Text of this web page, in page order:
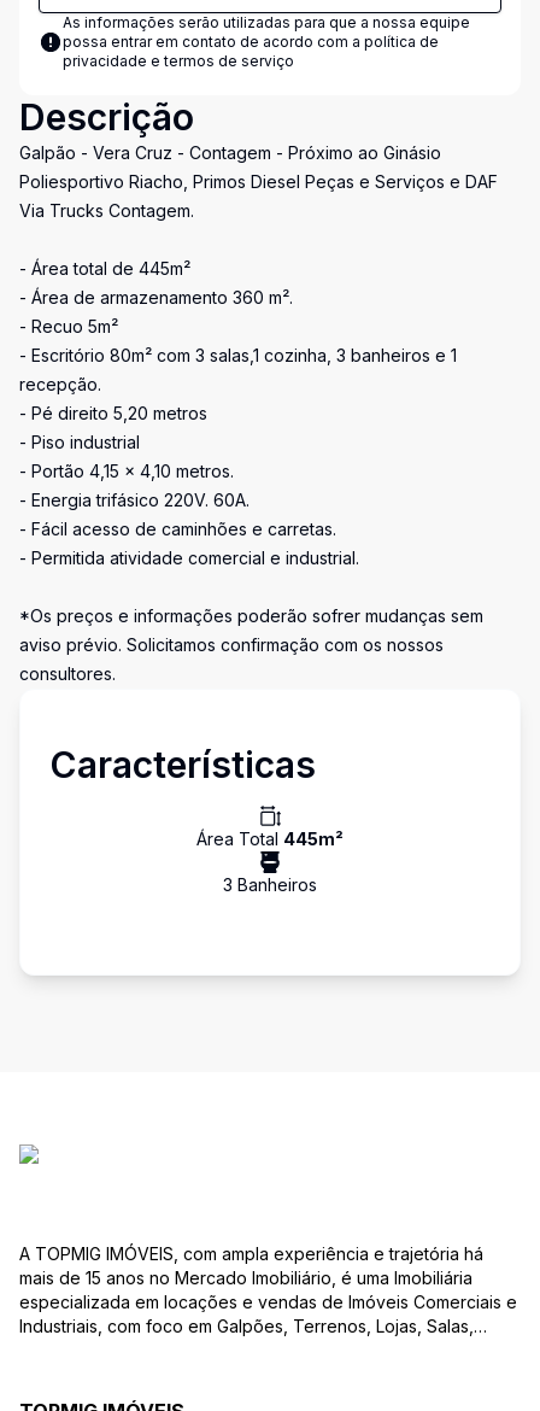
As informações serão utilizadas para que a nossa equipe
possa entrar em contato de acordo com a política de
privacidade e termos de serviço
Descrição
Galpão - Vera Cruz - Contagem - Próximo ao Ginásio
Poliesportivo Riacho, Primos Diesel Peças e Serviços e DAF
Via Trucks Contagem.
- Área total de 445m²
- Área de armazenamento 360 m².
- Recuo 5m²
- Escritório 80m² com 3 salas,1 cozinha, 3 banheiros e 1
recepção.
- Pé direito 5,20 metros
- Piso industrial
- Portão 4,15 x 4,10 metros.
- Energia trifásico 220V. 60A.
- Fácil acesso de caminhões e carretas.
- Permitida atividade comercial e industrial.
*Os preços e informações poderão sofrer mudanças sem
aviso prévio. Solicitamos confirmação com os nossos
consultores.
Características
Área Total 445m²
3 Banheiros
A TOPMIG IMÓVEIS, com ampla experiência e trajetória há
mais de 15 anos no Mercado Imobiliário, é uma Imobiliária
especializada em locações e vendas de Imóveis Comerciais e
Industriais, com foco em Galpões, Terrenos, Lojas, Salas,
suas necessidades e objetivos comerciais. Nossos corretores,